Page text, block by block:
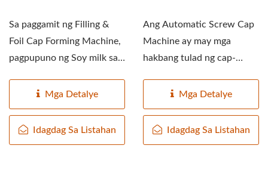
Sa paggamit ng Filling &
Foil Cap Forming Machine,
pagpupuno ng Soy milk sa
Mga Detalye
Idagdag Sa Listahan
Ang Automatic Screw Cap
Machine ay may mga
hakbang tulad ng cap-
transportasyon...
Mga Detalye
Idagdag Sa Listahan